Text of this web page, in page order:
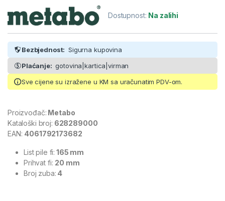
Dostupnost: Na zalihi
Bezbjednost: Sigurna kupovina
Plaćanje: gotovina|kartica|virman
Sve cijene su izražene u KM sa uračunatim PDV-om.
Proizvođač: Metabo
Kataloški broj: 628289000
EAN: 4061792173682
List pile fi: 165 mm
Prihvat fi: 20 mm
Broj zuba: 4